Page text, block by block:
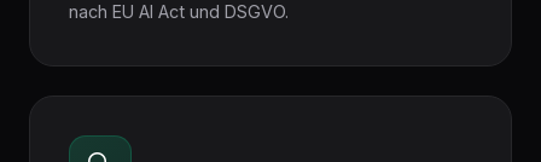
nach EU AI Act und DSGVO.